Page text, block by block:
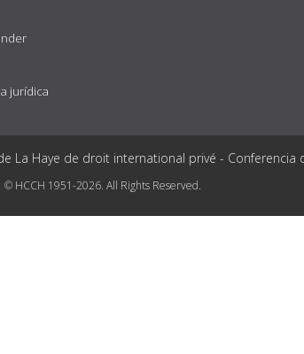
jurídica
La Haye de droit international privé -
© HCCH 1951-2026. All Rights Reserved.